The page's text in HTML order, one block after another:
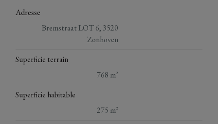
Adresse
Bremstraat LOT 6, 3520
Zonhoven
Superficie terrain
768 m²
Superficie habitable
275 m²